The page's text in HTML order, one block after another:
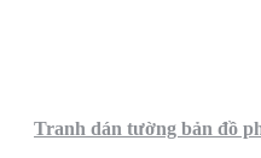
Tranh dán tường bản đồ